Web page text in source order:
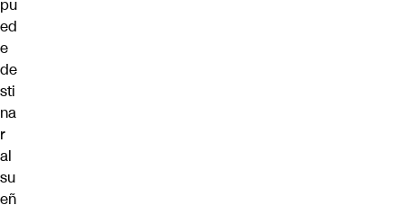
pu
ed
e
de
sti
na
r
al
su
eñ